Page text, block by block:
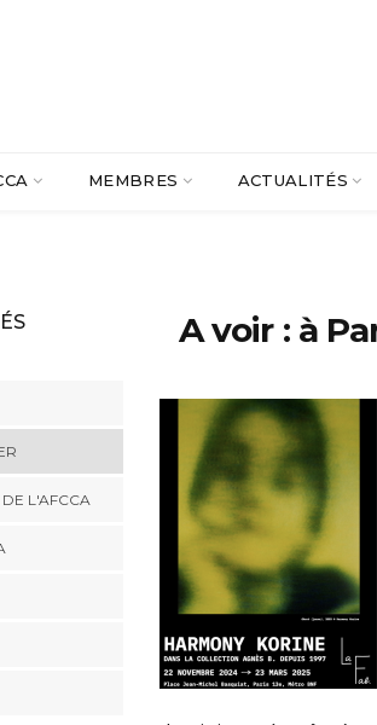
MEMBRES ACTUALITÉS
A voir : à
L'AFCCA